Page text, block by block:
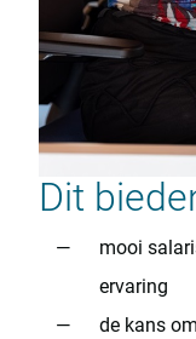
Dit
mooi
ervaring
de kans